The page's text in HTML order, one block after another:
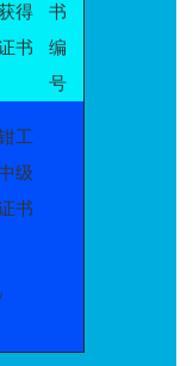
得
书
书
编
号
工
级
书